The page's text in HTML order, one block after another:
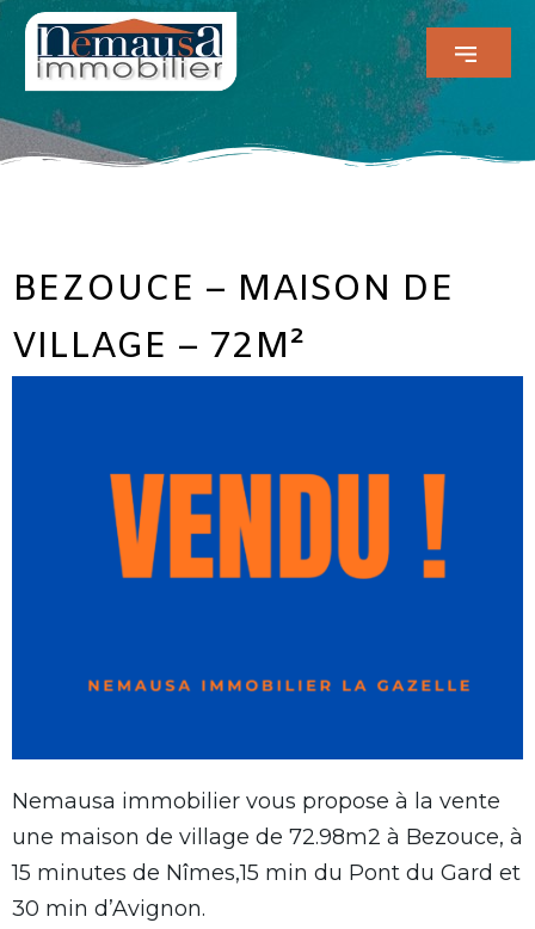
BEZOUCE – MAISON DE
VILLAGE – 72M²
Nemausa immobilier vous propose à la vente
une maison de village de 72.98m2 à Bezouce, à
15 minutes de Nîmes,15 min du Pont du Gard et
30 min d’Avignon.